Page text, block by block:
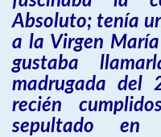
Absoluto; tenía
a la Virgen
gustaba
madrugada del
recién
sepultado en